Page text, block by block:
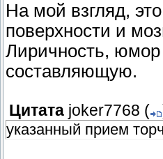
На мой взгляд,
поверхности и
Лиричность, юмор
составляющую.
Цитата joker7768 (
указанный прием